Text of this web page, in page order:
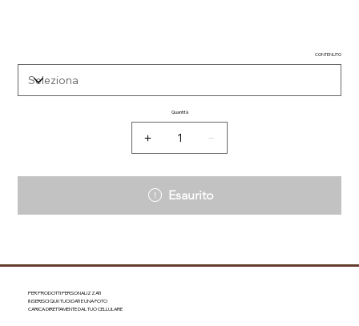
CONTENUTO
Quantità
Esaurito
PER PRODOTTI PERSONALIZZATI
INSERISCI QUI I TUOI DATI E UNA FOTO
CARICA DIRETTAMENTE DAL TUO CELLULARE